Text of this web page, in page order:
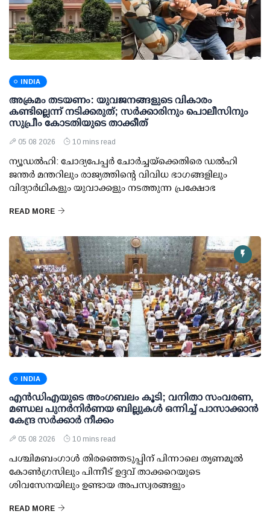
INDIA
അക്രമം തടയണം: യുവജനങ്ങളുടെ വികാരം
കണ്ടില്ലെന്ന് നടിക്കരുത്; സര്‍ക്കാരിനും പൊലീസിനും
സുപ്രീം കോടതിയുടെ താക്കീത്
05 08 2026 10 mins read
ന്യൂഡല്‍ഹി: ചോദ്യപേപ്പര്‍ ചോര്‍ച്ചയ്ക്കെതിരെ ഡല്‍ഹി
ജന്തര്‍ മന്തറിലും രാജ്യത്തിന്റെ വിവിധ ഭാഗങ്ങളിലും
വിദ്യാര്‍ഥികളും യുവാക്കളും നടത്തുന്ന പ്രക്ഷോഭ
READ MORE
INDIA
എന്‍ഡിഎയുടെ അംഗബലം കൂടി; വനിതാ സംവരണ,
മണ്ഡല പുനര്‍നിര്‍ണയ ബില്ലുകള്‍ ഒന്നിച്ച് പാസാക്കാന്‍
കേന്ദ്ര സര്‍ക്കാര്‍ നീക്കം
05 08 2026 10 mins read
പശ്ചിമബംഗാള്‍ തിരഞ്ഞെടുപ്പിന് പിന്നാലെ തൃണമൂല്‍
കോണ്‍ഗ്രസിലും പിന്നീട് ഉദ്ദവ് താക്കറെയുടെ
ശിവസേനയിലും ഉണ്ടായ അപസ്വരങ്ങളും
READ MORE